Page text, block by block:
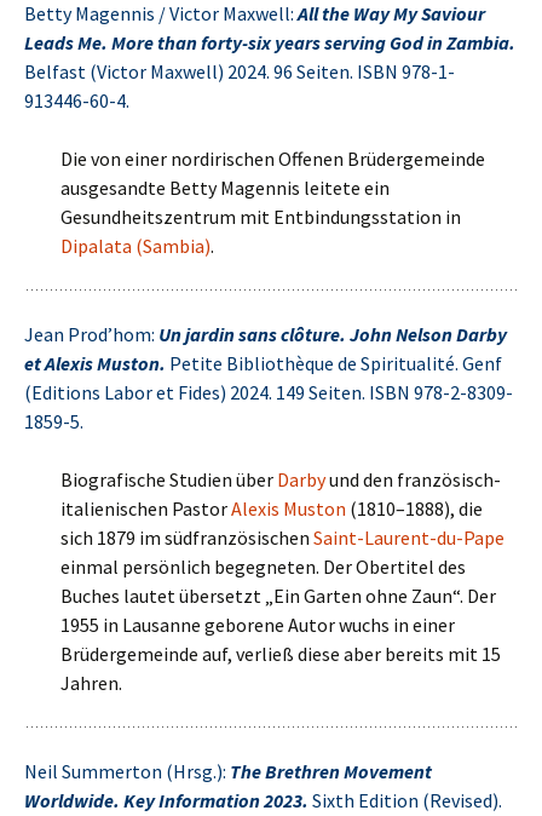
Betty Magennis / Victor Maxwell:All the Way My Saviour
Leads Me. More than forty-six ye‍ars serving God in Zambia.
Belfast (Victor Maxwell) 2024. 96 Seiten. ISBN 978-1-
913446-60-4.
Die von einer nordirischen Offenen Brüdergemeinde
ausgesandte Betty Magennis leitete ein
Gesundheitszentrum mit Entbindungsstation in
Dipalata (Sambia).
Jean Prod’hom: Un jardin sans clôture. John Nelson Darby
et Alexis Muston. Petite Bibliothèque de Spiritualité. Genf
(Editions Labor et Fides) 2024. 149 Seiten. ISBN 978-2-8309-
1859-5.
Biografische Studien über Darbyund den französisch-
italienischen PastorAlexis Muston (1810–1888), die
sich 1879 im südfranzösischen Saint-Laurent-du-Pape
einmal persönlich begegneten. Der Obertitel des
Buches lautet übersetzt „Ein Garten ohne Zaun“. Der
1955 in Lausanne geborene Autor wuchs in einer
Brüdergemeinde auf, verließ diese aber bereits mit 15
Jahren.
Neil Summerton (Hrsg.): The Brethren Movement
Worldwide. Key Information 2023. Sixth Edition (Revised).